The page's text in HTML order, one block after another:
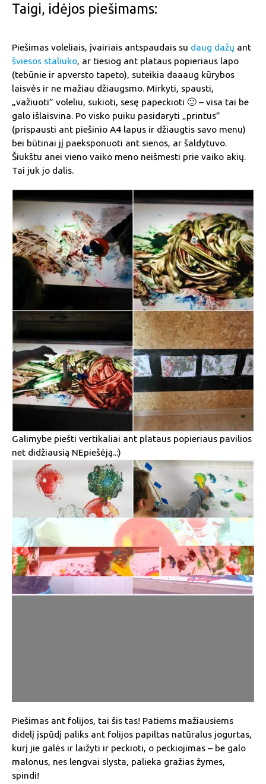
Taigi, idėjos piešimams:
Piešimas voleliais, įvairiais antspaudais su daug dažų ant
šviesos staliuko, ar tiesiog ant plataus popieriaus lapo
(tebūnie ir apversto tapeto), suteikia daaaug kūrybos
laisvės ir ne mažiau džiaugsmo. Mirkyti, spausti,
„važiuoti” voleliu, sukioti, sesę papeckioti 🙂 – visa tai be
galo išlaisvina. Po visko puiku pasidaryti „printus”
(prispausti ant piešinio A4 lapus ir džiaugtis savo menu)
bei būtinai jį paeksponuoti ant sienos, ar šaldytuvo.
Šiukštu anei vieno vaiko meno neišmesti prie vaiko akių.
Tai juk jo dalis.
Galimybe piešti vertikaliai ant plataus popieriaus pavilios
net didžiausią NEpiešėją..:)
Piešimas ant folijos, tai šis tas! Patiems mažiausiems
didelį įspūdį paliks ant folijos papiltas natūralus jogurtas,
kurį jie galės ir laižyti ir peckioti, o peckiojimas – be galo
malonus, nes lengvai slysta, palieka gražias žymes,
spindi!